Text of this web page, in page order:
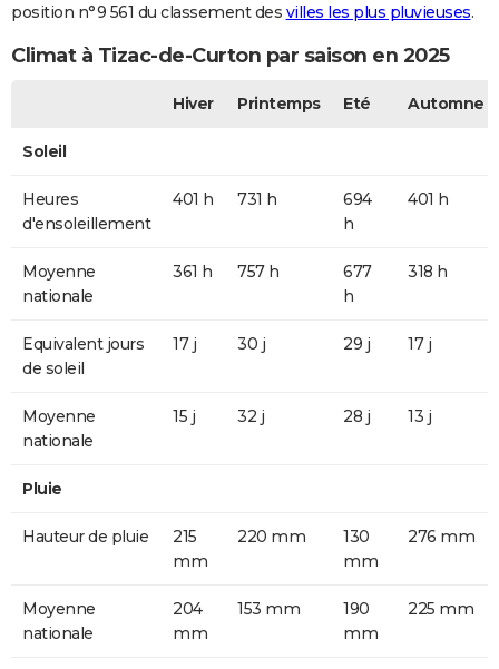
position n°9 561 du classement des villes les plus pluvieuses.
Climat à Tizac-de-Curton par saison en 2025
Hiver Printemps Eté Automne
Soleil
Heures
d'ensoleillement
401 h 731 h
694
h
401 h
Moyenne
nationale
361 h 757 h
677
h
318 h
Equivalent jours
de soleil
17 j 30 j 29 j 17 j
Moyenne
nationale
15 j 32 j 28 j 13 j
Pluie
Hauteur de pluie
215
mm
220 mm
130
mm
276 mm
Moyenne
nationale
204
mm
153 mm
190
mm
225 mm